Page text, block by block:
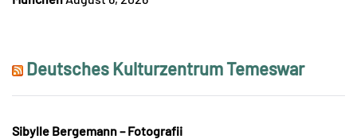
Deutsches Kulturzentrum Temeswar
Sibylle Bergemann – Fotografii